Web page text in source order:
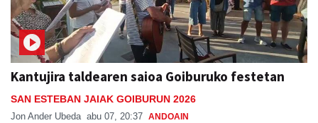
Kantujira taldearen saioa Goiburuko festetan
SAN ESTEBAN JAIAK GOIBURUN 2026
Jon Ander Ubeda abu 07, 20:37 ANDOAIN